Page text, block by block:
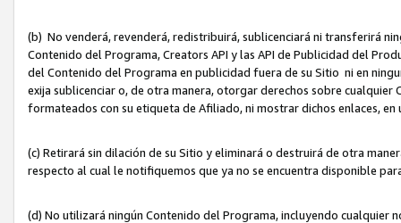
(b) No venderá, revenderá, redistribuirá, sublicenciará ni transferirá
Contenido del Programa, Creators API y las API de Publicidad del
del Contenido del Programa en publicidad fuera de su Sitio ni en
exija sublicenciar o, de otra manera, otorgar derechos sobre
formateados con su etiqueta de Afiliado, ni mostrar dichos enlaces,
(c) Retirará sin dilación de su Sitio y eliminará o destruirá de otra
respecto al cual le notifiquemos que ya no se encuentra disponible
(d) No utilizará ningún Contenido del Programa, incluyendo cualquier